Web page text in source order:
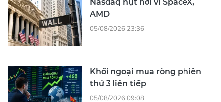
Nasdaq hụt hơi vì SpaceX,
AMD
05/08/2026 23:36
Khối ngoại mua ròng phiên
thứ 3 liên tiếp
05/08/2026 09:08